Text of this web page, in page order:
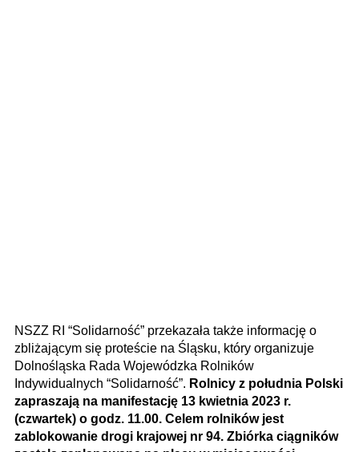
NSZZ RI “Solidarność” przekazała także informację o
zbliżającym się proteście na Śląsku, który organizuje
Dolnośląska Rada Wojewódzka Rolników
Indywidualnych “Solidarność”. Rolnicy z południa Polski
zapraszają na manifestację 13 kwietnia 2023 r.
(czwartek) o godz. 11.00. Celem rolników jest
zablokowanie drogi krajowej nr 94. Zbiórka ciągników